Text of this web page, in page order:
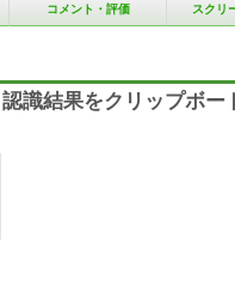
コメント・評価 スクリ
識結果をクリップボー